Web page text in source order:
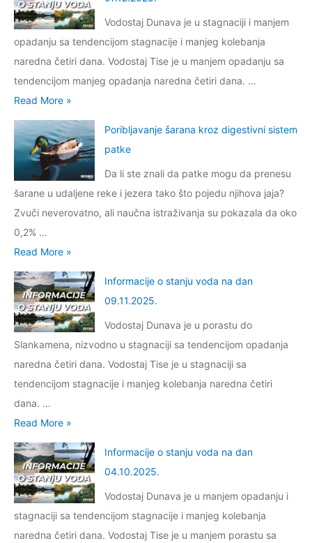
o
s
u
v
o
d
a
n
a
a
n
2
7
.
0
2
.
2
0
2
6
.
o
r
m
a
c
i
j
e
o
s
u
v
o
d
n
a
d
n
2
5
.
0
Vodostaj Dunava je u stagnaciji i manjem
opadanju sa tendencijom stagnacije i manjeg kolebanja
naredna četiri dana. Vodostaj Tise je u manjem opadanju sa
tendencijom manjeg opadanja naredna četiri dana. …
I
n
f
m
a
c
i
j
e
o
s
v
o
d
Read More »
Poribljavanje šarana kroz digestivni sistem
patke
Da li ste znali da patke mogu da prenesu
šarane u udaljene reke i jezera tako što pojedu njihova jaja?
Zvuči neverovatno, ali naučna istraživanja su pokazala da oko
0,2% …
P
o
r
i
b
l
j
a
v
a
n
j
e
š
Read More »
Informacije o stanju voda na dan
09.11.2025.
Vodostaj Dunava je u porastu do
Slankamena, nizvodno u stagnaciji sa tendencijom opadanja
naredna četiri dana. Vodostaj Tise je u stagnaciji sa
tendencijom stagnacije i manjeg kolebanja naredna četiri
dana. …
I
n
f
o
r
m
a
Read More »
Informacije o stanju voda na dan
04.10.2025.
Vodostaj Dunava je u manjem opadanju i
stagnaciji sa tendencijom stagnacije i manjeg kolebanja
naredna četiri dana. Vodostaj Tise je u manjem porastu sa